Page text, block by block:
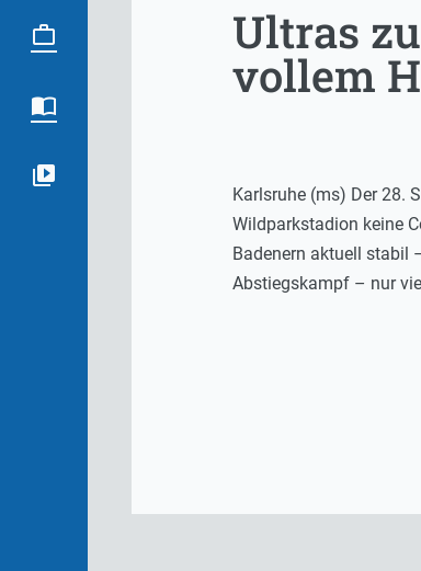
Ultras
vollem
Karlsruhe (ms) Der 28.
Wildparkstadion keine
Badenern aktuell stabil
Abstiegskampf – nur